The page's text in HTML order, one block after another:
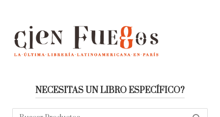
NECESITAS UN LIBRO ESPECÍFICO?
Buscar: